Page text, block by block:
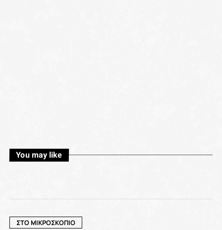
You may like
ΣΤΟ ΜΙΚΡΟΣΚΟΠΙΟ